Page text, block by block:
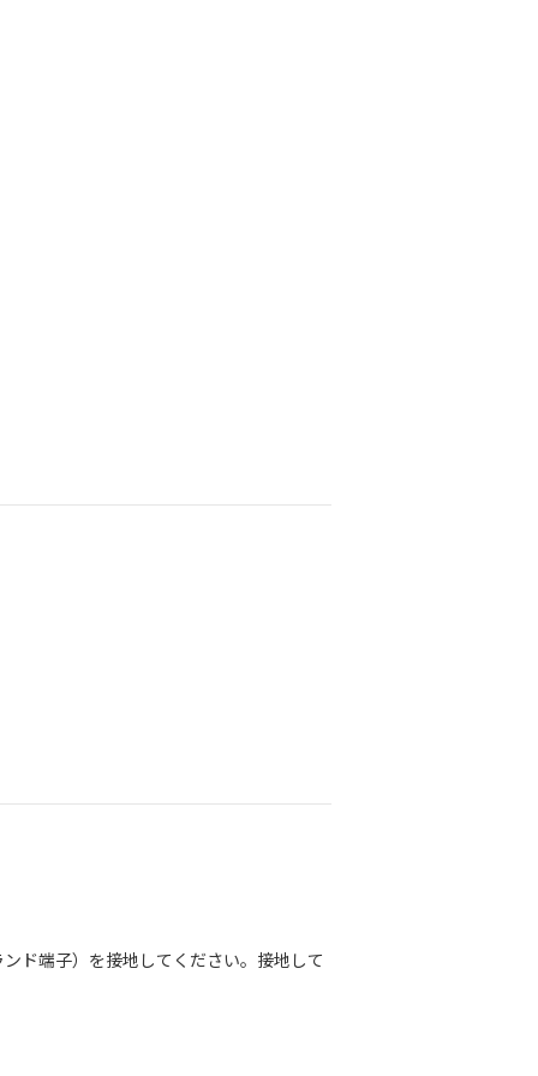
ド端子）を接地してください。接地して